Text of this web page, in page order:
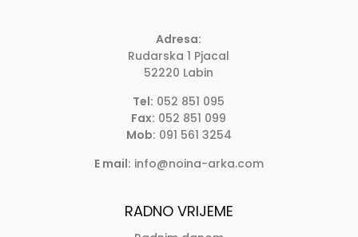
Adresa:
Rudarska 1 Pjacal
52220 Labin
Tel: 052 851 095
Fax: 052 851 099
Mob: 091 561 3254
E mail: info@noina-arka.com
RADNO VRIJEME